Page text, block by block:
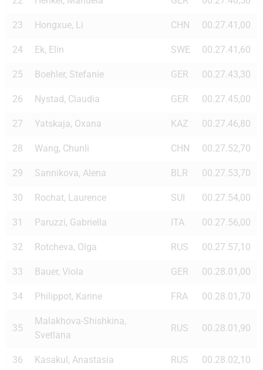
23 Hongxue, Li CHN 00.27.41,00
24 Ek, Elin SWE 00.27.41,60
25 Boehler, Stefanie GER 00.27.43,30
26 Nystad, Claudia GER 00.27.45,00
27 Yatskaja, Oxana KAZ 00.27.46,80
28 Wang, Chunli CHN 00.27.52,70
29 Sannikova, Alena BLR 00.27.53,70
30 Rochat, Laurence SUI 00.27.54,00
31 Paruzzi, Gabriella ITA 00.27.56,00
32 Rotcheva, Olga RUS 00.27.57,10
33 Bauer, Viola GER 00.28.01,00
34 Philippot, Karine FRA 00.28.01,70
35
Malakhova-Shishkina,
Svetlana
RUS 00.28.01,90
36 Kasakul, Anastasia RUS 00.28.02,10